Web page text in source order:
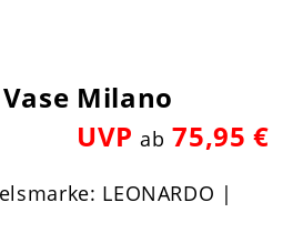
Vase Milano
UVPab 75,95 €
LEONARDO |